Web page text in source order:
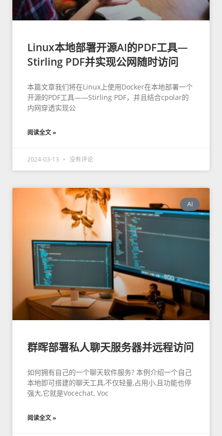
Linux本地部署开源AI的PDF工具—
Stirling PDF并实现公网随时访问
本篇文章我们将在Linux上使用Docker在本地部署一个
开源的PDF工具——Stirling PDF，并且结合cpolar的
内网穿透实现公
阅读全文 »
2024-03-13 没有评论
AI
群晖部署私人聊天服务器并远程访问
如何拥有自己的一个聊天软件服务? 本例介绍一个自己
本地即可搭建的聊天工具,不仅轻量,占用小,且功能也停
强大,它就是Vocechat. Voc
阅读全文 »